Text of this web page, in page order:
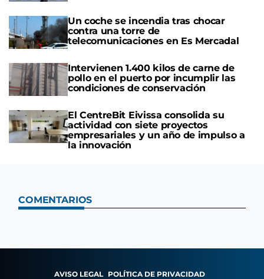
Un coche se incendia tras chocar
contra una torre de
telecomunicaciones en Es Mercadal
Intervienen 1.400 kilos de carne de
pollo en el puerto por incumplir las
condiciones de conservación
El CentreBit Eivissa consolida su
actividad con siete proyectos
empresariales y un año de impulso a
la innovación
COMENTARIOS
AVISO LEGAL POLÍTICA DE PRIVACIDAD